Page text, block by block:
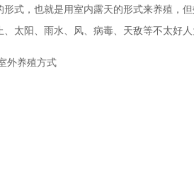
形式，也就是用室内露天的形式来养殖，
、太阳、雨水、风、病毒、天敌等不太好人